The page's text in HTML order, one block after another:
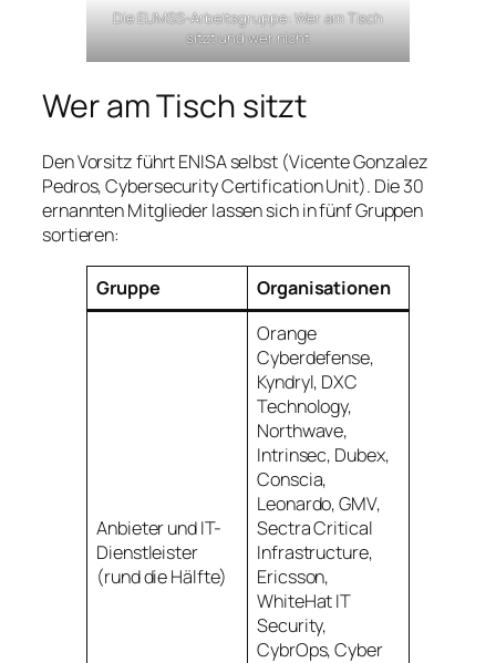
Die EUMSS-Arbeitsgruppe: Wer am Tisch
sitzt und wer nicht
Wer am Tisch sitzt
Den Vorsitz führt ENISA selbst (Vicente Gonzalez
Pedros, Cybersecurity Certification Unit). Die 30
ernannten Mitglieder lassen sich in fünf Gruppen
sortieren:
Gruppe Organisationen
Anbieter und IT-
Dienstleister
(rund die Hälfte)
Orange
Cyberdefense,
Kyndryl, DXC
Technology,
Northwave,
Intrinsec, Dubex,
Conscia,
Leonardo, GMV,
Sectra Critical
Infrastructure,
Ericsson,
WhiteHat IT
Security,
CybrOps, Cyber